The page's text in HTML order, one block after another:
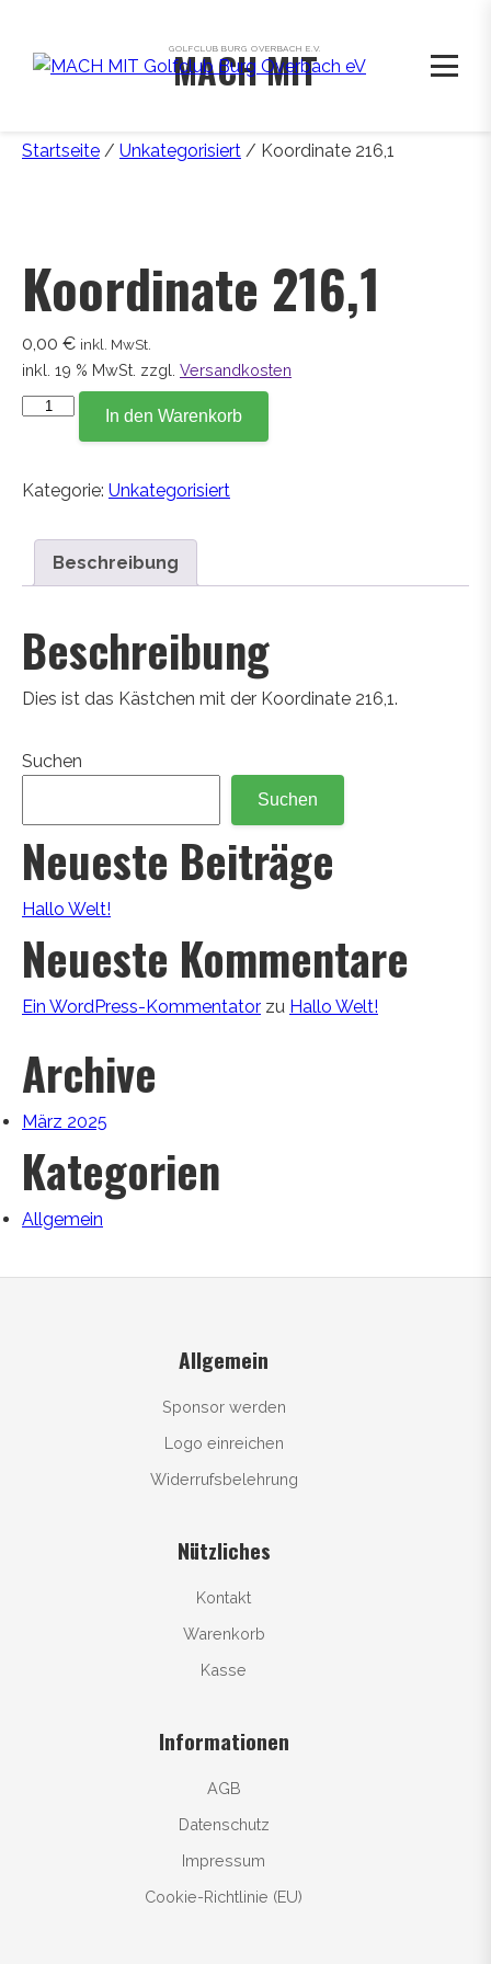
GOLFCLUB BURG OVERBACH E.V.
MACH MIT
Startseite / Unkategorisiert / Koordinate 216,1
Koordinate 216,1
0,00 € inkl. MwSt.
inkl. 19 % MwSt. zzgl. Versandkosten
Koordinate
In den Warenkorb
Kategorie: Unkategorisiert
Beschreibung
Beschreibung
Dies ist das Kästchen mit der Koordinate 216,1.
Suchen
Suchen
Neueste Beiträge
Hallo Welt!
Neueste Kommentare
Ein WordPress-Kommentator zu Hallo Welt!
Archive
März 2025
Kategorien
Allgemein
Allgemein
Sponsor werden
Logo einreichen
Widerrufsbelehrung
Nützliches
Kontakt
Warenkorb
Kasse
Informationen
AGB
Datenschutz
Impressum
Cookie-Richtlinie (EU)